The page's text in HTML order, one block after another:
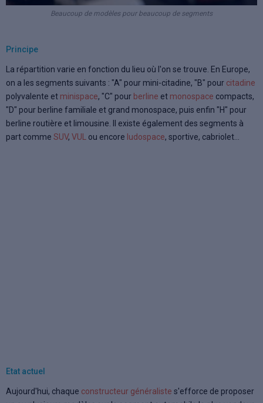
Beaucoup de modèles pour beaucoup de segments
Principe
La répartition varie en fonction du lieu où l'on se trouve. En Europe,
on a les segments suivants : "A" pour mini-citadine, "B" pour citadine
polyvalente et minispace, "C" pour berline et monospace compacts,
"D" pour berline familiale et grand monospace, puis enfin "H" pour
berline routière et limousine. Il existe également des segments à
part comme SUV, VUL ou encore ludospace, sportive, cabriolet...
Etat actuel
Aujourd'hui, chaque constructeur généraliste s'efforce de proposer